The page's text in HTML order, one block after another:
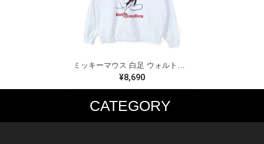
ミッキーマウス 白足 ウォルトディズニーオフィシャル スウェット ホワイト WALT DISNEY WORLD ウォルトディズニーオフィシャル サイズXL相当 古着 CF0995
¥8,690
CATEGORY
MUSIC TEE T-SHIRTS